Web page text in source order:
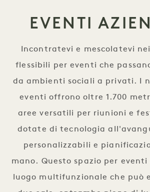
EVENTI
Incontratevi e mescolatevi
flessibili per eventi che
da ambienti sociali a privati. I
eventi offrono oltre 1.700
aree versatili per riunioni e
dotate di tecnologia
personalizzabili e
mano. Questo spazio per eventi
luogo multifunzionale che può